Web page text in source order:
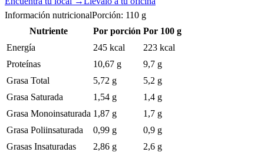
Información nutricionalPorción: 110 g
Nutriente
Por porción Por 100 g
Energía
245 kcal
223 kcal
Proteínas
10,67 g
9,7 g
Grasa Total
5,72 g
5,2 g
Grasa Saturada
1,54 g
1,4 g
Grasa Monoinsaturada 1,87 g
1,7 g
Grasa Poliinsaturada
0,99 g
0,9 g
Grasas Insaturadas
2,86 g
2,6 g